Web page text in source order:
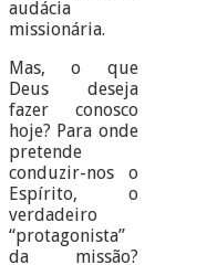
audácia
missionária.
Mas, o que
Deus deseja
fazer conosco
hoje? Para onde
pretende
conduzir-nos o
Espírito, o
verdadeiro
“protagonista”
da missão?